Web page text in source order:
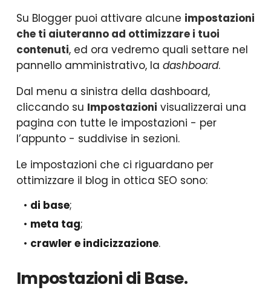
Su Blogger puoi attivare alcune impostazioni
che ti aiuteranno ad ottimizzare i tuoi
contenuti, ed ora vedremo quali settare nel
pannello amministrativo, la dashboard.
Dal menu a sinistra della dashboard,
cliccando su Impostazioni visualizzerai una
pagina con tutte le impostazioni - per
l’appunto - suddivise in sezioni.
Le impostazioni che ci riguardano per
ottimizzare il blog in ottica SEO sono:
di base;
meta tag;
crawler e indicizzazione.
Impostazioni di Base.